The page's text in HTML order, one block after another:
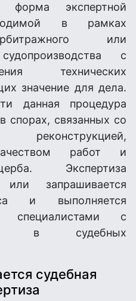
экспертной
в рамках
или
с
технических
значение для дела.
данная процедура
спорах, связанных со
работ и
Экспертиза
запрашивается
и выполняется
специалистами с
в судебных
судебная